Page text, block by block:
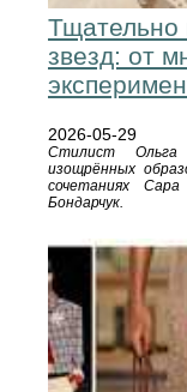
звезд: от
2026-05-29
Стилист Ольга
изощрённых
сочетаниях
Бондарчук.